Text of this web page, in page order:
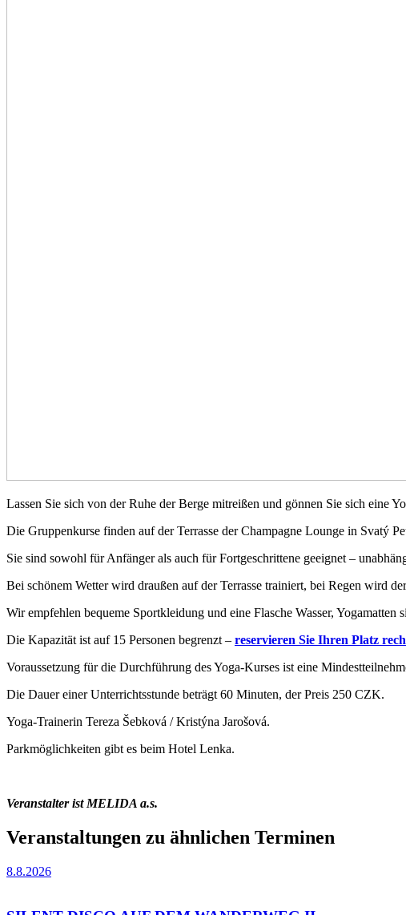
Lassen Sie sich von der Ruhe der Berge mitreißen und gönnen Sie sich eine
Die Gruppenkurse finden auf der Terrasse der Champagne Lounge in Svatý
Sie sind sowohl für Anfänger als auch für Fortgeschrittene geeignet –
Bei schönem Wetter wird draußen auf der Terrasse trainiert, bei Regen wird
Wir empfehlen bequeme Sportkleidung und eine Flasche Wasser, Yogamatten
Die Kapazität ist auf 15 Personen begrenzt – reservieren Sie Ihren Platz
Voraussetzung für die Durchführung des Yoga-Kurses ist eine
Die Dauer einer Unterrichtsstunde beträgt 60 Minuten, der Preis 250 CZK.
Yoga-Trainerin Tereza Šebková / Kristýna Jarošová.
Parkmöglichkeiten gibt es beim Hotel Lenka.
Veranstalter ist MELIDA a.s.
Veranstaltungen zu ähnlichen Terminen
8.8.2026